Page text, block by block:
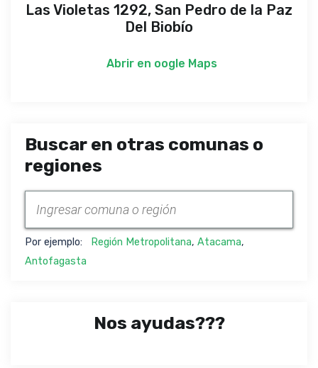
Las Violetas 1292, San Pedro de la Paz
Del Biobío
Abrir en oogle Maps
Buscar en otras comunas o
regiones
Por ejemplo: Región Metropolitana, Atacama,
Antofagasta
Nos ayudas???